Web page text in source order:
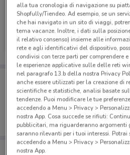
Jeep
Porta DoveConviene
Puoi trovare le migliori
salvarle e creare la tua
dal tuo cellulare.
alla tua cronologia di navigazione su
Shopfully/Tiendeo. Ad esempio, se un
che hai navigato in un sito di viaggi,
tema vacanze. Inoltre, i dati sulla
il relativo consenso) insieme alle
rete e agli identificativi del dispositivo,
condivisi con terze parti per comprendere
le esperienze applicative sulle delle reti
nel paragrafo 13.b della nostra Privacy
anche essere utilizzati per la creazione di
scientifiche e statistiche, analisi basate
tendenze. Puoi modificare le tue
accedendo a Menu > Privacy >
nostra App. Cosa succede se rifiuti:
pubblicitari, ma riguarderanno argomenti
saranno rilevanti per i tuoi interessi. Potrai
accedendo a Menu > Privacy >
nostra App.